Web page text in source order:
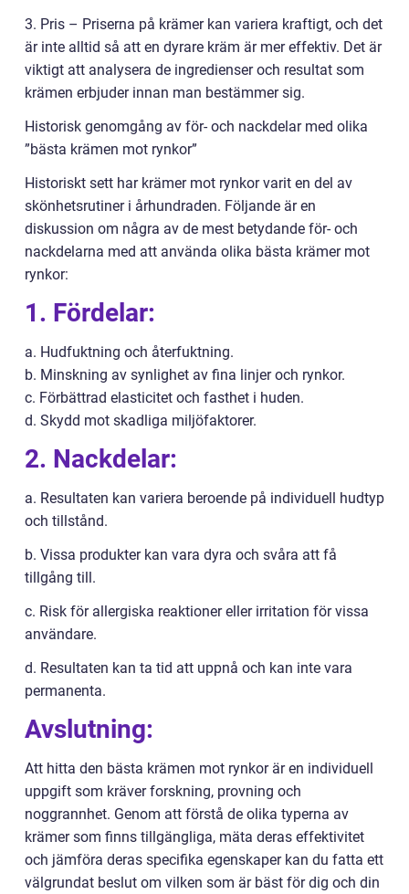
3. Pris – Priserna på krämer kan variera kraftigt, och det
är inte alltid så att en dyrare kräm är mer effektiv. Det är
viktigt att analysera de ingredienser och resultat som
krämen erbjuder innan man bestämmer sig.
Historisk genomgång av för- och nackdelar med olika
”bästa krämen mot rynkor”
Historiskt sett har krämer mot rynkor varit en del av
skönhetsrutiner i århundraden. Följande är en
diskussion om några av de mest betydande för- och
nackdelarna med att använda olika bästa krämer mot
rynkor:
1. Fördelar:
a. Hudfuktning och återfuktning.
b. Minskning av synlighet av fina linjer och rynkor.
c. Förbättrad elasticitet och fasthet i huden.
d. Skydd mot skadliga miljöfaktorer.
2. Nackdelar:
a. Resultaten kan variera beroende på individuell hudtyp
och tillstånd.
b. Vissa produkter kan vara dyra och svåra att få
tillgång till.
c. Risk för allergiska reaktioner eller irritation för vissa
användare.
d. Resultaten kan ta tid att uppnå och kan inte vara
permanenta.
Avslutning:
Att hitta den bästa krämen mot rynkor är en individuell
uppgift som kräver forskning, provning och
noggrannhet. Genom att förstå de olika typerna av
krämer som finns tillgängliga, mäta deras effektivitet
och jämföra deras specifika egenskaper kan du fatta ett
välgrundat beslut om vilken som är bäst för dig och din